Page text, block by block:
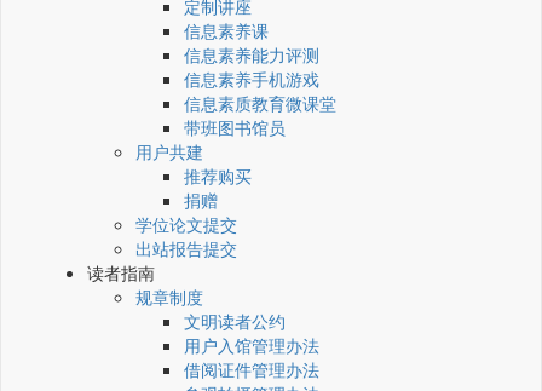
定制讲座
信息素养课
信息素养能力评测
信息素养手机游戏
信息素质教育微课堂
带班图书馆员
用户共建
推荐购买
捐赠
学位论文提交
出站报告提交
读者指南
规章制度
文明读者公约
用户入馆管理办法
借阅证件管理办法